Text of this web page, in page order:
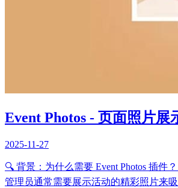
Event Photos - 页面照片展
2025-11-27
🔍 背景：为什么需要 Event Photos 插件
管理员通常需要展示活动的精彩照片来